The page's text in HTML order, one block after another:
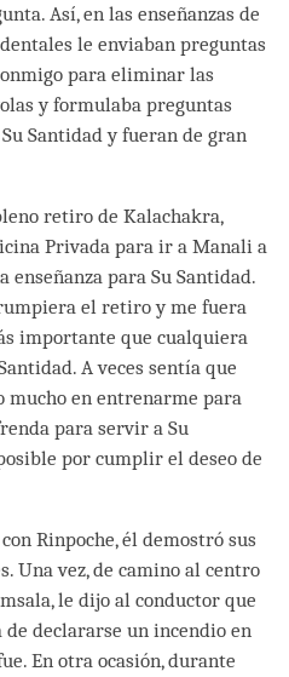
Así, en las enseñanzas de
le enviaban preguntas
para eliminar las
y formulaba preguntas
Santidad y fueran de gran
retiro de Kalachakra,
Privada para ir a Manali a
para Su Santidad.
el retiro y me fuera
importante que cualquiera
A veces sentía que
mucho en entrenarme para
para servir a Su
por cumplir el deseo de
Rinpoche, él demostró sus
Una vez, de camino al centro
le dijo al conductor que
de declararse un incendio en
En otra ocasión, durante